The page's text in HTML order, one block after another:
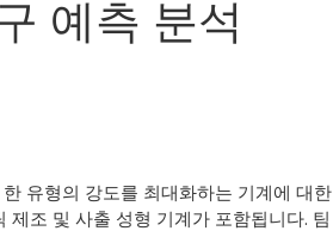
예측 분석
유형의 강도를 최대화하는 기계에 대한
조 및 사출 성형 기계가 포함됩니다. 팀